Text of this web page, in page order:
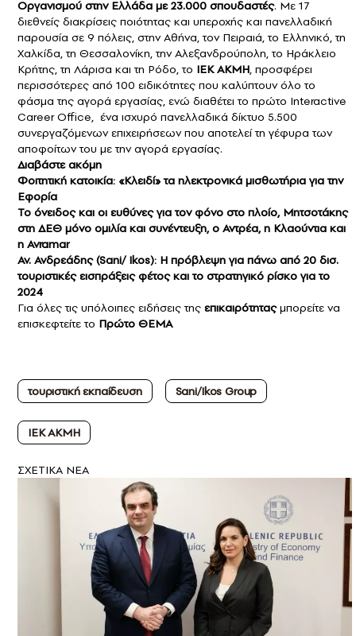
Οργανισμού στην Ελλάδα με 23.000 σπουδαστές. Με 17
διεθνείς διακρίσεις ποιότητας και υπεροχής και πανελλαδική
παρουσία σε 9 πόλεις, στην Αθήνα, τον Πειραιά, το Ελληνικό, τη
Χαλκίδα, τη Θεσσαλονίκη, την Αλεξανδρούπολη, το Ηράκλειο
Κρήτης, τη Λάρισα και τη Ρόδο, το ΙΕΚ ΑΚΜΗ, προσφέρει
περισσότερες από 100 ειδικότητες που καλύπτουν όλο το
φάσμα της αγορά εργασίας, ενώ διαθέτει το πρώτο Interactive
Career Office, ένα ισχυρό πανελλαδικά δίκτυο 5.500
συνεργαζόμενων επιχειρήσεων που αποτελεί τη γέφυρα των
αποφοίτων του με την αγορά εργασίας.
Διαβάστε ακόμη
Φοιτητική κατοικία: «Κλειδί» τα ηλεκτρονικά μισθωτήρια για την
Εφορία
Το όνειδος και οι ευθύνες για τον φόνο στο πλοίο, Μητσοτάκης
στη ΔΕΘ μόνο ομιλία και συνέντευξη, ο Αντρέα, η Κλαούντια και
η Avramar
Αν. Ανδρεάδης (Sani/ Ikos): Η πρόβλεψη για πάνω από 20 δισ.
τουριστικές εισπράξεις φέτος και το στρατηγικό ρίσκο για το
2024
Για όλες τις υπόλοιπες ειδήσεις της επικαιρότηταςμπορείτε να
επισκεφτείτε το Πρώτο ΘΕΜΑ
τουριστική εκπαίδευση Sani/Ikos Group
ΙΕΚ ΑΚΜΗ
ΣXETIKA NEA